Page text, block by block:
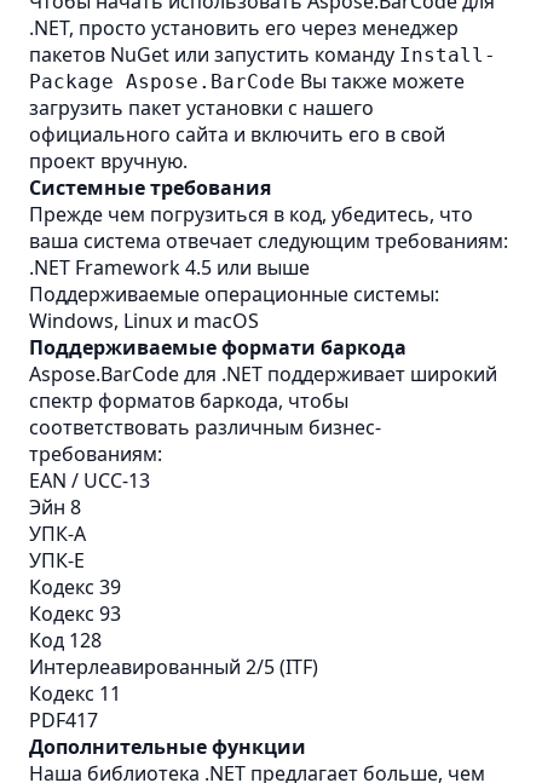
.NET, просто установить его через менеджер
пакетов NuGet или запустить команду Install-
Package Aspose.BarCode Вы также можете
загрузить пакет установки с нашего
официального сайта и включить его в свой
проект вручную.
Системные требования
Прежде чем погрузиться в код, убедитесь, что
ваша система отвечает следующим требованиям:
.NET Framework 4.5 или выше
Поддерживаемые операционные системы:
Windows, Linux и macOS
Поддерживаемые формати баркода
Aspose.BarCode для .NET поддерживает широкий
спектр форматов баркода, чтобы
соответствовать различным бизнес-
требованиям:
EAN / UCC-13
Эйн 8
УПК-А
УПК-Е
Кодекс 39
Кодекс 93
Код 128
Интерлеавированный 2/5 (ITF)
Кодекс 11
PDF417
Дополнительные функции
Наша библиотека .NET предлагает больше, чем